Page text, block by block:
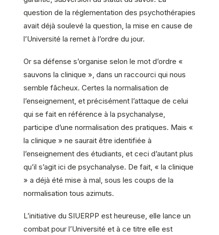
question de la réglementation des psychothérapies
avait déjà soulevé la question, la mise en cause de
l’Université la remet à l’ordre du jour.
Or sa défense s’organise selon le mot d’ordre «
sauvons la clinique », dans un raccourci qui nous
semble fâcheux. Certes la normalisation de
l’enseignement, et précisément l’attaque de celui
qui se fait en référence à la psychanalyse,
participe d’une normalisation des pratiques. Mais «
la clinique » ne saurait être identifiée à
l’enseignement des étudiants, et ceci d’autant plus
qu’il s’agit ici de psychanalyse. De fait, « la clinique
» a déjà été mise à mal, sous les coups de la
normalisation tous azimuts.
L’initiative du SIUERPP est heureuse, elle lance un
combat pour l’Université et à ce titre elle est